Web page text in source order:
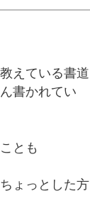
えている書道
書かれてい
とも
ょっとした方